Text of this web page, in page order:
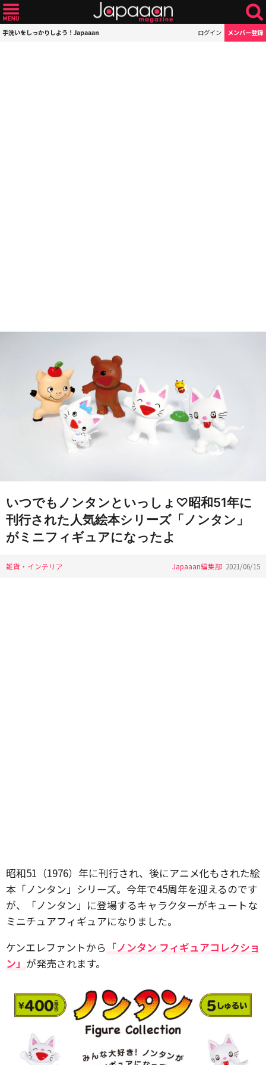
手洗いをしっかりしよう！Japaaan ログイン メンバー登録
いつでもノンタンといっしょ♡昭和51年に
刊行された人気絵本シリーズ「ノンタン」
がミニフィギュアになったよ
雑貨・インテリア Japaaan編集部 2021/06/15
昭和51（1976）年に刊行され、後にアニメ化もされた絵
本「ノンタン」シリーズ。今年で45周年を迎えるのです
が、「ノンタン」に登場するキャラクターがキュートな
ミニチュアフィギュアになりました。
ケンエレファントから 「ノンタン フィギュアコレクショ
ン」 が発売されます。